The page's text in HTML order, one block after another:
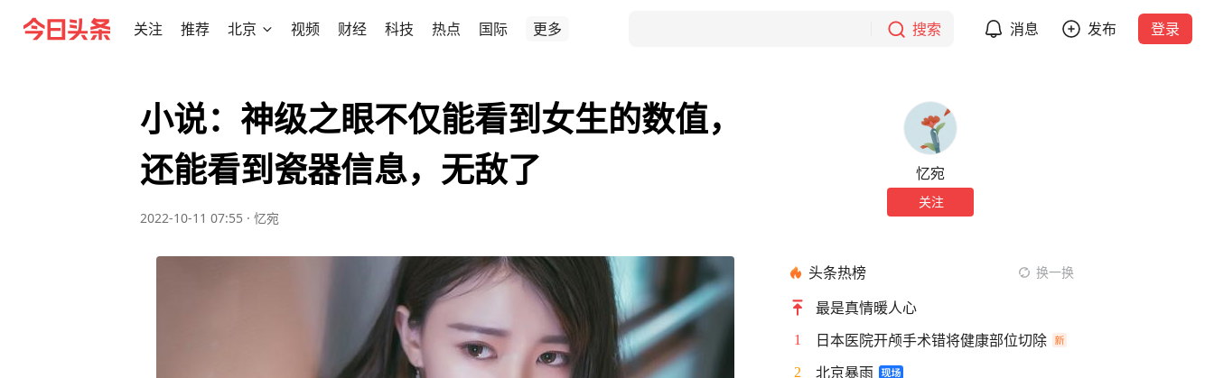
关注 推荐 北京 视频 财经 科技 热点 国际 更多 搜索 消息 发布 登录
小说：神级之眼不仅能看到女生的数值，
还能看到瓷器信息，无敌了
2022-10-11 07:55 · 忆宛
忆宛
关注
头条热榜 换一换
最是真情暖人心
1 日本医院开颅手术错将健康部位切除
2 北京暴雨